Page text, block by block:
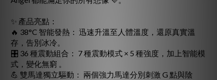
✨ 產品亮點：
🔥 38°C 智能發熱： 迅速升溫至人體溫度，還原真實溫
存，告別冰冷。
🎛️ 36 種震動組合： 7 種震動模式 × 5 種強度，加上智能模
式，變化無窮 。
💪 雙馬達獨立驅動： 兩個強力馬達分別刺激 G 點與陰